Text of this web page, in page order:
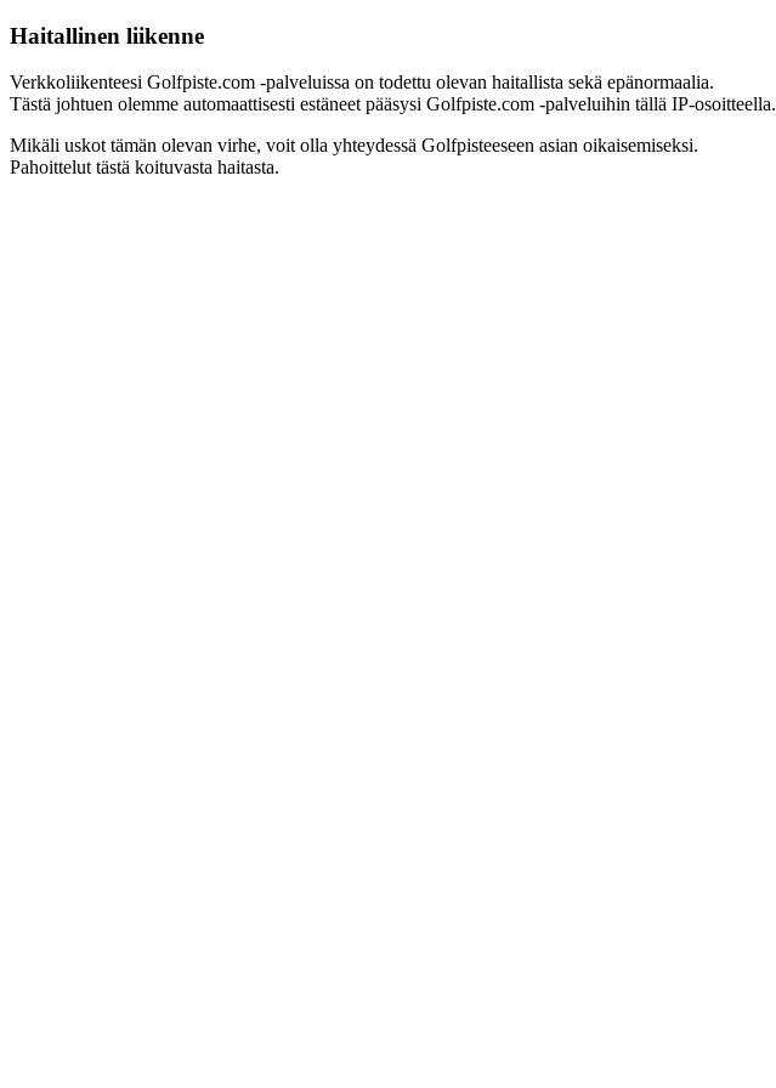
Haitallinen liikenne
Verkkoliikenteesi Golfpiste.com -palveluissa on todettu olevan haitallista sekä epänormaalia.
Tästä johtuen olemme automaattisesti estäneet pääsysi Golfpiste.com -palveluihin tällä IP-osoitteella.
Mikäli uskot tämän olevan virhe, voit olla yhteydessä Golfpisteeseen asian oikaisemiseksi.
Pahoittelut tästä koituvasta haitasta.